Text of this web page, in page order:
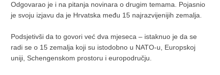
Odgovarao je i na pitanja novinara o drugim temama. Pojasnio
je svoju izjavu da je Hrvatska među 15 najrazvijenijih zemalja.
Podsjetivši da to govori već dva mjeseca – istaknuo je da se
radi se o 15 zemalja koji su istodobno u NATO-u, Europskoj
uniji, Schengenskom prostoru i europodručju.